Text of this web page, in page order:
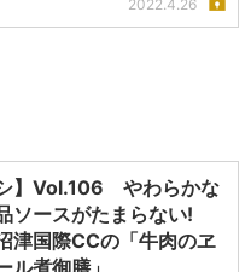
2022.4.26
シ】Vol.106 やわらかな
ソースがたまらない!
津国際CCの「牛肉のヱ
ル煮御膳」